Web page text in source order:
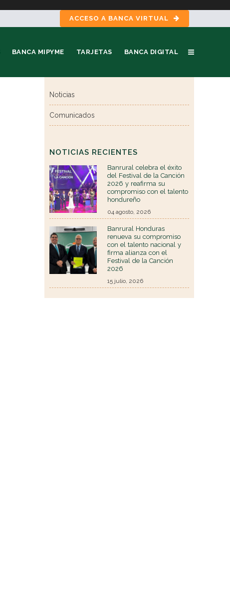
ACCESO A BANCA VIRTUAL
BANCA MIPYME TARJETAS BANCA DIGITAL
Noticias
Comunicados
NOTICIAS RECIENTES
Banrural celebra el éxito
del Festival de la Canción
2026 y reafirma su
compromiso con el talento
hondureño
04 agosto, 2026
Banrural Honduras
renueva su compromiso
con el talento nacional y
firma alianza con el
Festival de la Canción
2026
15 julio, 2026